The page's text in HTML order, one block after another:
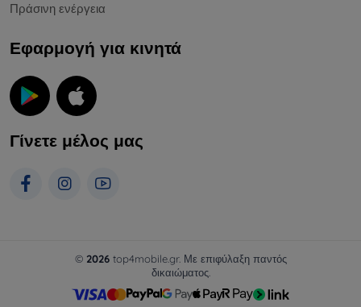
Πράσινη ενέργεια
Εφαρμογή για κινητά
Γίνετε μέλος μας
© 2026top4mobile.gr. Με επιφύλαξη παντός
δικαιώματος.